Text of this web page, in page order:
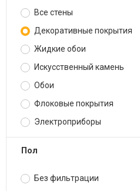
Все стены
Декоративные покрытия
Жидкие обои
Искусственный камень
Обои
Флоковые покрытия
Электроприборы
Пол
Без фильтрации